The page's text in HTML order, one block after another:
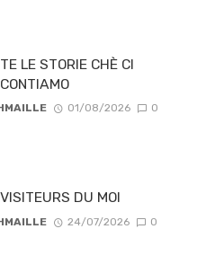
LE STORIE CHÈ CI
01/08/2026 0
DU MOI
24/07/2026 0